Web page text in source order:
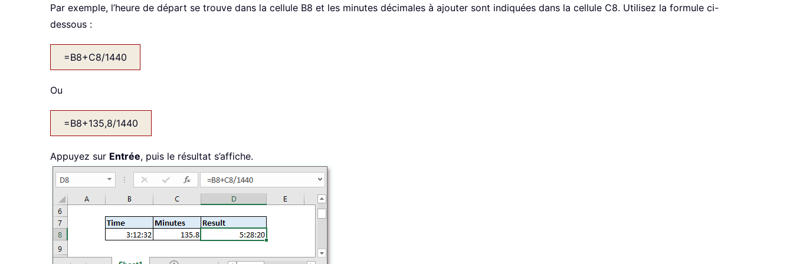
Par exemple, l’heure de départ se trouve dans la cellule B8 et les minutes décimales à ajouter sont indiquées dans la cellule C8. Utilisez la formule ci-
dessous :
=B8+C8/1440
Ou
=B8+135,8/1440
Appuyez sur Entrée, puis le résultat s’affiche.